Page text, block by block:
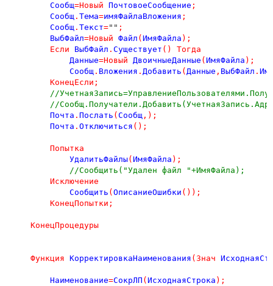
Сообщ=Новый ПочтовоеСообщение ;
Сообщ . Тема=имяФайлаВложения ;
Сообщ . Текст="" ;
ВыбФайл=Новый Файл ( ИмяФайла );
Если
ВыбФайл . Существует ()
Тогда
Данные=Новый ДвоичныеДанные ( ИмяФайла );
Сообщ . Вложения . Добавить ( Данные , ВыбФайл .
КонецЕсли ;
//
//
Почта . Послать ( Сообщ ,);
Почта . Отключиться ();
Попытка
УдалитьФайлы( ИмяФайла );
//Сообщить("Удален файл "+ИмяФайла);
Исключение
Сообщить ( ОписаниеОшибки ());
КонецПопытки ;
КонецПроцедуры
Функция КорректировкаНаименования ( Знач
Наименование=СокрЛП ( ИсходнаяСтрока );